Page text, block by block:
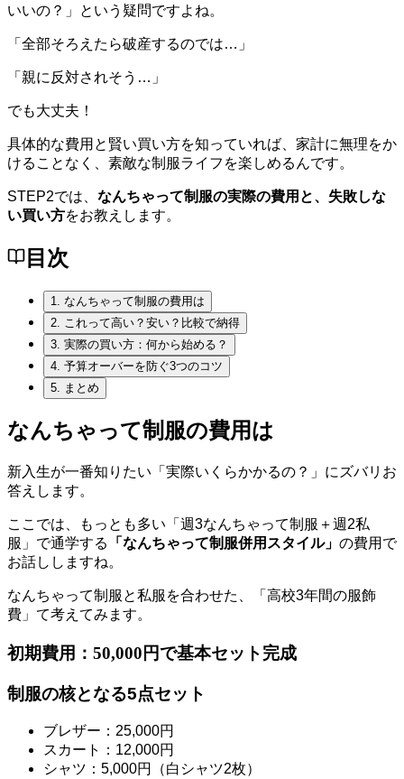
いいの？」という疑問ですよね。
「全部そろえたら破産するのでは…」
「親に反対されそう…」
でも大丈夫！
具体的な費用と賢い買い方を知っていれば、家計に無理をか
けることなく、素敵な制服ライフを楽しめるんです。
STEP2では、 なんちゃって制服の実際の費用と、失敗しな
い買い方をお教えします。
目次
1. なんちゃって制服の費用は
2.
これって高い？安い？比較で納得
3. 実際の買い方：何から始める？
4. 予算オーバーを防ぐ3つのコツ
5.
まとめ
なんちゃって制服の費用は
新入生が一番知りたい「実際いくらかかるの？」にズバリお
答えします。
ここでは、もっとも多い「週3なんちゃって制服＋週2私
服」で通学する
「なんちゃって制服併用スタイル」 の費用で
お話ししますね。
なんちゃって制服と私服を合わせた、「高校3年間の服飾
費」て考えてみます。
初期費用：50,000円で基本セット完成
制服の核となる5点セット
ブレザー：25,000円
スカート：12,000円
シャツ：5,000円（白シャツ2枚）